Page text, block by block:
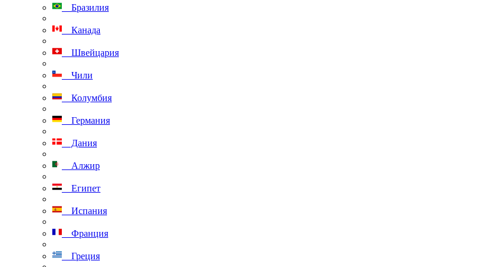
Бразилия
Канада
Швейцария
Чили
Колумбия
Германия
Дания
Алжир
Египет
Испания
Франция
Греция